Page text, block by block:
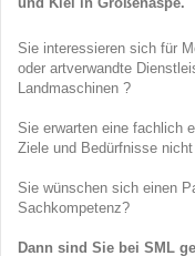
Sie interessieren sich für
oder artverwandte
Landmaschinen ?
Sie erwarten eine fachlich
Ziele und Bedürfnisse
Sie wünschen sich einen
Sachkompetenz?
Dann sind Sie bei SML